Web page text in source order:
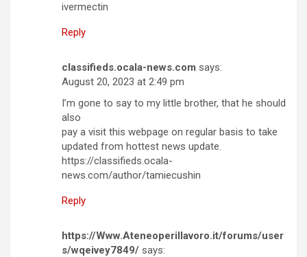
ivermectin
Reply
classifieds.ocala-news.com says:
August 20, 2023 at 2:49 pm
I’m gone to say to my little brother, that he should
also
pay a visit this webpage on regular basis to take
updated from hottest news update.
https://classifieds.ocala-
news.com/author/tamiecushin
Reply
https://Www.Ateneoperillavoro.it/forums/user
s/wqeivey7849/ says: